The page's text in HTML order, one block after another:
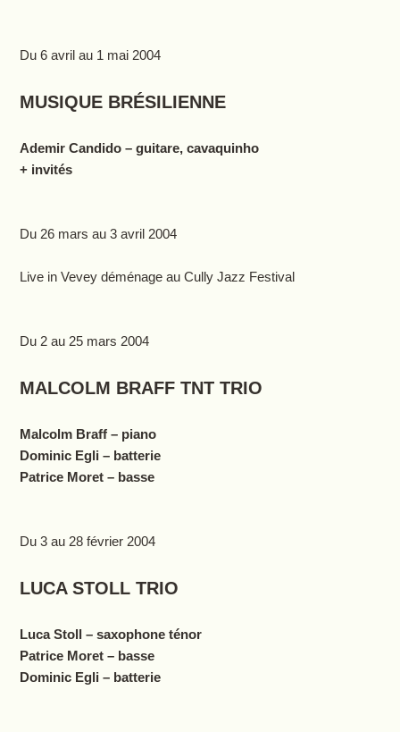
Du 6 avril au 1 mai 2004
MUSIQUE BRÉSILIENNE
Ademir Candido – guitare, cavaquinho
+ invités
Du 26 mars au 3 avril 2004
Live in Vevey déménage au Cully Jazz Festival
Du 2 au 25 mars 2004
MALCOLM BRAFF TNT TRIO
Malcolm Braff – piano
Dominic Egli – batterie
Patrice Moret – basse
Du 3 au 28 février 2004
LUCA STOLL TRIO
Luca Stoll – saxophone ténor
Patrice Moret – basse
Dominic Egli – batterie